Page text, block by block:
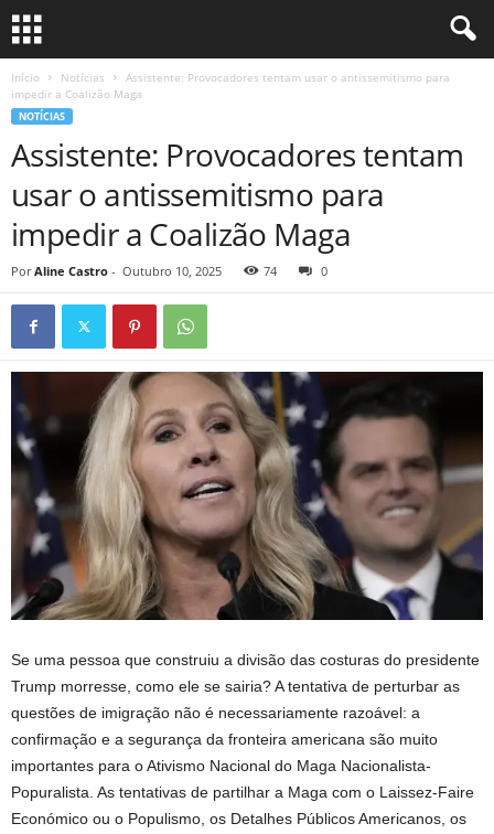
Início Notícias
Assistente: Provocadores tentam usar o antissemitismo para
impedir a Coalizão Maga
NOTÍCIAS
Assistente: Provocadores tentam
usar o antissemitismo para
impedir a Coalizão Maga
Por Aline Castro - Outubro 10, 2025 74 0
Se uma pessoa que construiu a divisão das costuras do presidente
Trump morresse, como ele se sairia? A tentativa de perturbar as
questões de imigração não é necessariamente razoável: a
confirmação e a segurança da fronteira americana são muito
importantes para o Ativismo Nacional do Maga Nacionalista-
Popuralista. As tentativas de partilhar a Maga com o Laissez-Faire
Económico ou o Populismo, os Detalhes Públicos Americanos, os